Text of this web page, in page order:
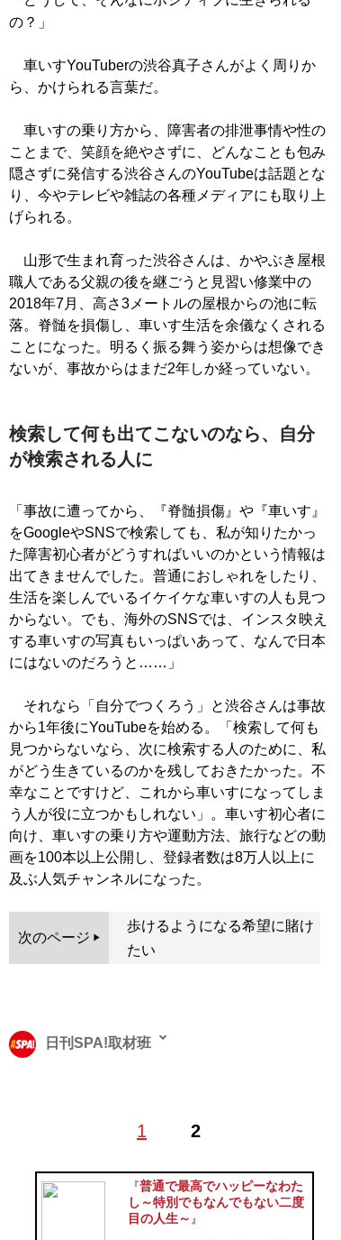
の？」
車いすYouTuberの渋谷真子さんがよく周りか
ら、かけられる言葉だ。
車いすの乗り方から、障害者の排泄事情や性の
ことまで、笑顔を絶やさずに、どんなことも包み
隠さずに発信する渋谷さんのYouTubeは話題とな
り、今やテレビや雑誌の各種メディアにも取り上
げられる。
山形で生まれ育った渋谷さんは、かやぶき屋根
職人である父親の後を継ごうと見習い修業中の
2018年7月、高さ3メートルの屋根からの池に転
落。脊髄を損傷し、車いす生活を余儀なくされる
ことになった。明るく振る舞う姿からは想像でき
ないが、事故からはまだ2年しか経っていない。
検索して何も出てこないのなら、自分
が検索される人に
「事故に遭ってから、『脊髄損傷』や『車いす』
をGoogleやSNSで検索しても、私が知りたかっ
た障害初心者がどうすればいいのかという情報は
出てきませんでした。普通におしゃれをしたり、
生活を楽しんでいるイケイケな車いすの人も見つ
からない。でも、海外のSNSでは、インスタ映え
する車いすの写真もいっぱいあって、なんで日本
にはないのだろうと……」
それなら「自分でつくろう」と渋谷さんは事故
から1年後にYouTubeを始める。「検索して何も
見つからないなら、次に検索する人のために、私
がどう生きているのかを残しておきたかった。不
幸なことですけど、これから車いすになってしま
う人が役に立つかもしれない」。車いす初心者に
向け、車いすの乗り方や運動方法、旅行などの動
画を100本以上公開し、登録者数は8万人以上に
及ぶ人気チャンネルになった。
次のページ
歩けるようになる希望に賭け
たい
1 2
日刊SPA!取材班
『普通で最高でハッピーなわた
し～特別でもなんでもない二度
目の人生～ 』